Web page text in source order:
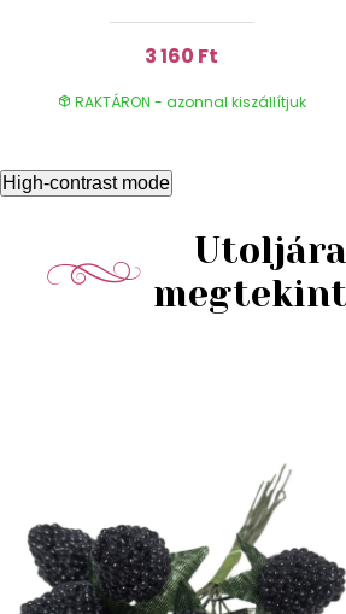
3 160 Ft
RAKTÁRON - azonnal kiszállítjuk
High-contrast mode
Utoljára